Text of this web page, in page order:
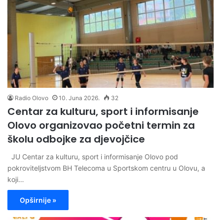
Radio Olovo 10. Juna 2026. 32
Centar za kulturu, sport i informisanje
Olovo organizovao početni termin za
školu odbojke za djevojčice
JU Centar za kulturu, sport i informisanje Olovo pod
pokroviteljstvom BH Telecoma u Sportskom centru u Olovu, a
koji…
Opširnije »